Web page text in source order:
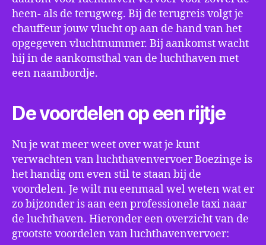
heen- als de terugweg. Bij de terugreis volgt je
chauffeur jouw vlucht op aan de hand van het
opgegeven vluchtnummer. Bij aankomst wacht
hij in de aankomsthal van de luchthaven met
een naambordje.
De voordelen op een rijtje
Nu je wat meer weet over wat je kunt
verwachten van luchthavenvervoer Boezinge is
het handig om even stil te staan bij de
voordelen. Je wilt nu eenmaal wel weten wat er
zo bijzonder is aan een professionele taxi naar
de luchthaven. Hieronder een overzicht van de
grootste voordelen van luchthavenvervoer: